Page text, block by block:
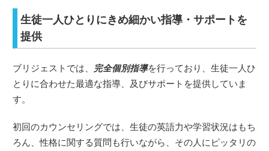
生徒一人ひとりにきめ細かい指導・サポートを
提供
ブリジェストでは、 完全個別指導を行っており、生徒一人ひ
とりに合わせた最適な指導、及びサポートを提供していま
す。
初回のカウンセリングでは、生徒の英語力や学習状況はもち
ろん、性格に関する質問も行いながら、その人にピッタリの